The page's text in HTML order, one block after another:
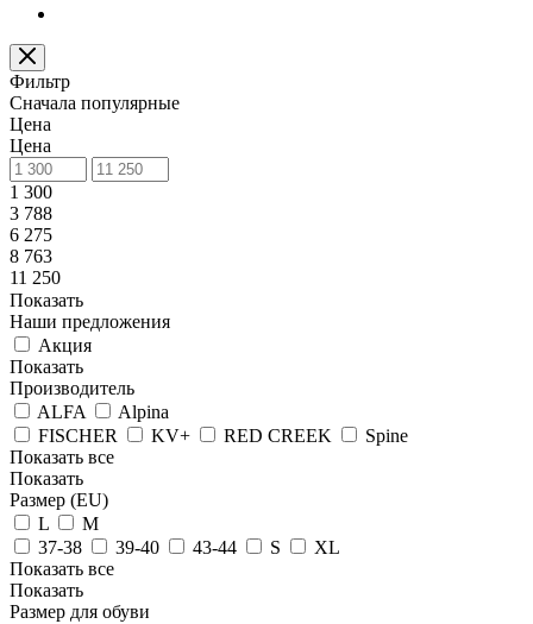
Фильтр
Сначала популярные
Цена
Цена
1 300
3 788
6 275
8 763
11 250
Показать
Наши предложения
Акция
Показать
Производитель
ALFA
Alpina
FISCHER
KV+ RED CREEK
Spine
Показать все
Показать
Размер (EU)
L
M
37-38
39-40 43-44 S
XL
Показать все
Показать
Размер для обуви